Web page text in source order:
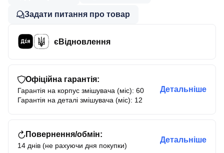
Задати питання про товар
єВідновлення
Офіційна гарантія:
Гарантія на корпус змішувача (міс): 60
Гарантія на деталі змішувача (міс): 12
Детальніше
Повернення/обмін:
14 днів (не рахуючи дня покупки)
Детальніше